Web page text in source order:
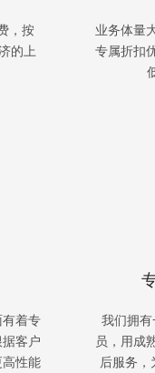
，按
的上
业务体量
专属折扣
着专
客户
性能
我们拥有
员，用成
后服务